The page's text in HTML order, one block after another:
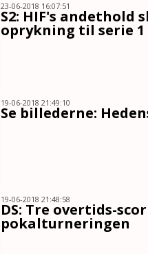
23-06-2018 16:07:51
S2: HIF's
oprykning til serie 1
19-06-2018 21:49:10
Se billederne:
19-06-2018 21:48:58
DS: Tre overtids-
pokalturneringen